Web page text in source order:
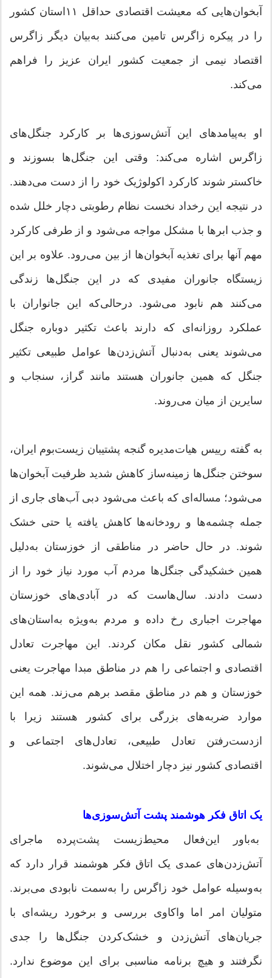
آبخوان‌هایی که معیشت اقتصادی حداقل ۱۱استان کشور
را در پیکره زاگرس تامین می‌کنند به‌بیان دیگر زاگرس
اقتصاد نیمی از جمعیت کشور ایران عزیز را فراهم
می‌کند.
او به‌پیامدهای این آتش‌سوزی‌ها بر کارکرد جنگل‌های
زاگرس اشاره می‌کند: وقتی این جنگل‌ها بسوزند و
خاکستر شوند کارکرد اکولوژیک خود را از دست می‌دهند.
در نتیجه این رخداد نخست نظام رطوبتی دچار خلل شده
و جذب ابرها با مشکل مواجه می‌شود و از طرفی کارکرد
مهم آنها برای تغذیه آبخوان‌ها از بین می‌رود. علاوه بر این
زیستگاه جانوران مفیدی که در این جنگل‌ها زندگی
می‌کنند هم نابود می‌شود. درحالی‌که این جانواران با
عملکرد روزانه‌ای که دارند باعث تکثیر دوباره جنگل
می‌شوند یعنی به‌دنبال آتش‌زدن‌ها عوامل طبیعی تکثیر
جنگل که همین جانوران هستند مانند گراز، سنجاب و
سایرین از میان می‌روند.
به گفته رییس هیات‌مدیره گنجه پشتیبان زیست‌بوم ایران،
سوختن جنگل‌ها زمینه‌ساز کاهش شدید ظرفیت آبخوان‌ها
می‌شود؛ مساله‌ای که باعث می‌شود دبی آب‌های جاری از
جمله چشمه‌ها و رودخانه‌ها کاهش یافته یا حتی خشک
شوند. در حال حاضر در مناطقی از خوزستان به‌دلیل
همین خشکیدگی جنگل‌ها مردم آب مورد نیاز خود را از
دست دادند. سال‌هاست که در آبادی‌های خوزستان
مهاجرت اجباری رخ داده و مردم به‌ویژه به‌استان‌های
شمالی کشور نقل مکان کردند. این مهاجرت تعادل
اقتصادی و اجتماعی را هم در مناطق مبدا مهاجرت یعنی
خوزستان و هم در مناطق مقصد برهم می‌زند. همه این
موارد ضربه‌های بزرگی برای کشور هستند زیرا با
ازدست‌رفتن تعادل طبیعی، تعادل‌های اجتماعی و
اقتصادی کشور نیز دچار اختلال می‌شوند.
یک اتاق فکر هوشمند پشت آتش‌سوزی‌ها
به‌باور این‌فعال محیط‌زیست پشت‌پرده ماجرای
آتش‌زدن‌های عمدی یک اتاق فکر هوشمند قرار دارد که
به‌وسیله عوامل خود زاگرس را به‌سمت نابودی می‌برند.
متولیان امر اما واکاوی بررسی و برخورد ریشه‌ای با
جریان‌های آتش‌زدن و خشک‌کردن جنگل‌ها را جدی
نگرفتند و هیچ برنامه مناسبی برای این موضوع ندارد.